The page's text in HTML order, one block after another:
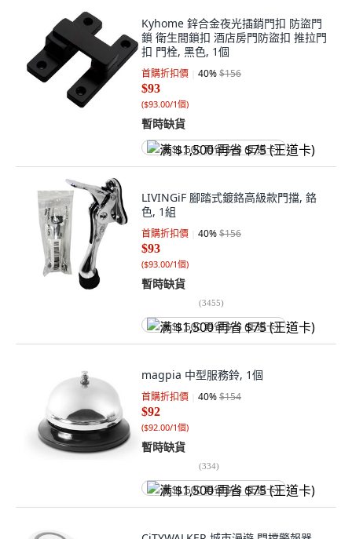
Kyhome 鋅合金夜光插銷門扣 防盜門
鎖 衛生間鎖扣 酒店房門防盜扣 推拉門
扣 門栓, 黑色, 1個
首購折扣價 40%$156
$93
($93.00/1個)
暫時缺貨
满 $1,500 再省 $75 (王道卡)
LIVINGiF 腳踏式鍍鉻高級款門擋, 鉻
色, 1組
首購折扣價 40%$156
$93
($93.00/1個)
暫時缺貨
(3455)
满 $1,500 再省 $75 (王道卡)
magpia 中型服務鈴, 1個
首購折扣價 40%$154
$92
($92.00/1個)
暫時缺貨
(334)
满 $1,500 再省 $75 (王道卡)